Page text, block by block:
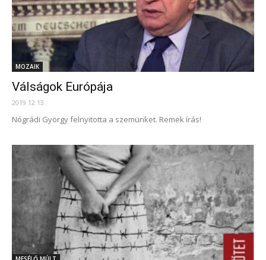
MOZAIK
Válságok Európája
2019.12.13.
Nógrádi György felnyitotta a szemünket. Remek írás!